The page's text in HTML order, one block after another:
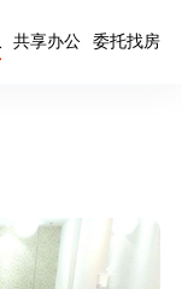
共享办公 委托找房